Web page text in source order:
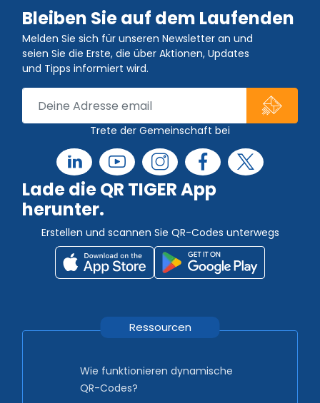
Bleiben Sie auf dem Laufenden
Melden Sie sich für unseren Newsletter an und
seien Sie die Erste, die über Aktionen, Updates
und Tipps informiert wird.
Trete der Gemeinschaft bei
Lade die QR TIGER App
herunter.
Erstellen und scannen Sie QR-Codes unterwegs
Ressourcen
Wie funktionieren dynamische
QR-Codes?